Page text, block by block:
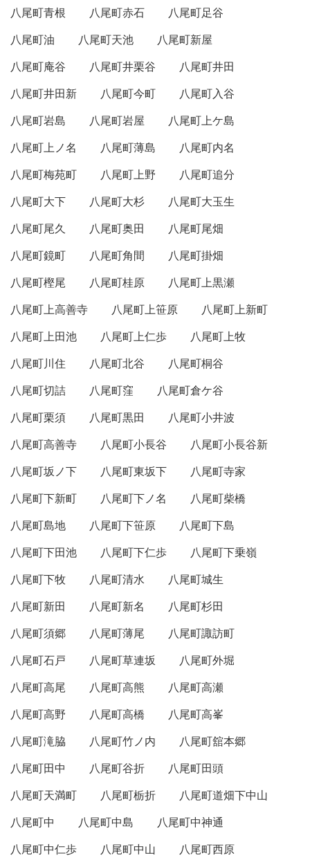
八尾町青根 八尾町赤石
八尾町足谷
八尾町油
八尾町天池
八尾町新屋
八尾町庵谷
八尾町井栗谷
八尾町井田
八尾町井田新
八尾町今町
八尾町入谷
八尾町岩島
八尾町岩屋
八尾町上ケ島
八尾町上ノ名
八尾町薄島
八尾町内名
八尾町梅苑町
八尾町上野
八尾町追分
八尾町大下
八尾町大杉
八尾町大玉生
八尾町尾久
八尾町奥田
八尾町尾畑
八尾町鏡町
八尾町角間
八尾町掛畑
八尾町樫尾
八尾町桂原
八尾町上黒瀬
八尾町上高善寺
八尾町上笹原
八尾町上新町
八尾町上田池
八尾町上仁歩
八尾町上牧
八尾町川住
八尾町北谷
八尾町桐谷
八尾町切詰
八尾町窪
八尾町倉ケ谷
八尾町栗須
八尾町黒田
八尾町小井波
八尾町高善寺
八尾町小長谷
八尾町小長谷新
八尾町坂ノ下
八尾町東坂下
八尾町寺家
八尾町下新町
八尾町下ノ名
八尾町柴橋
八尾町島地
八尾町下笹原
八尾町下島
八尾町下田池
八尾町下仁歩
八尾町下乗嶺
八尾町下牧
八尾町清水
八尾町城生
八尾町新田
八尾町新名
八尾町杉田
八尾町須郷
八尾町薄尾
八尾町諏訪町
八尾町石戸
八尾町草連坂
八尾町外堀
八尾町高尾
八尾町高熊
八尾町高瀬
八尾町高野
八尾町高橋
八尾町高峯
八尾町滝脇
八尾町竹ノ内
八尾町舘本郷
八尾町田中
八尾町谷折
八尾町田頭
八尾町天満町
八尾町栃折
八尾町道畑下中山
八尾町中
八尾町中島
八尾町中神通
八尾町中仁歩
八尾町中山
八尾町西原